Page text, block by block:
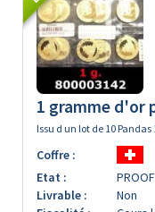
1 gramme d'or
Issu d un lot de 10 Pandas
Coffre :
Etat :
PROOF
Livrable :
Non